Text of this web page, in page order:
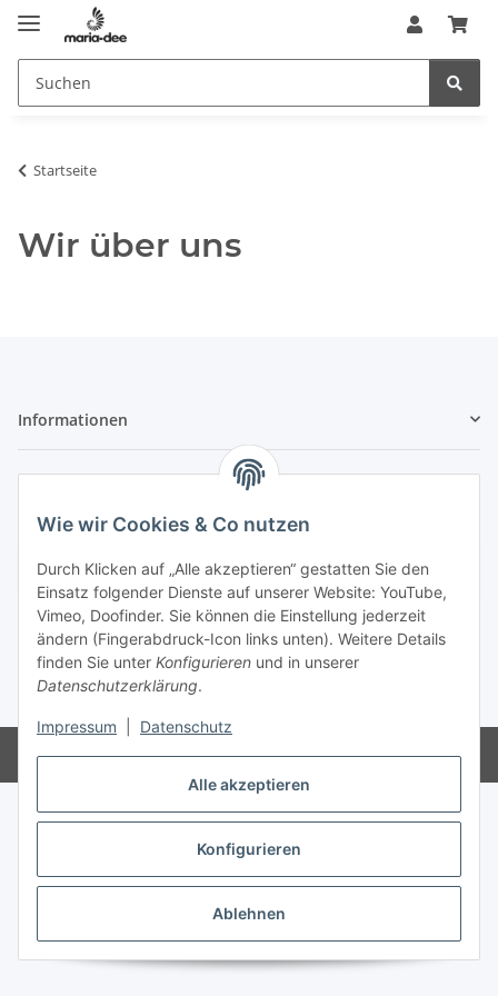
Alle akzeptieren
Konfigurieren
Ablehnen
Wie wir Cookies & Co nutzen
Durch Klicken auf „Alle akzeptieren“ gestatten Sie den
Einsatz folgender Dienste auf unserer Website: YouTube,
Vimeo, Doofinder. Sie können die Einstellung jederzeit
ändern (Fingerabdruck-Icon links unten). Weitere Details
finden Sie unter Konfigurieren und in unserer
Datenschutzerklärung.
Impressum Datenschutz
Startseite
Wir über uns
Informationen
Gesetzliche Informationen
Vertrag widerrufen
* Alle Preise inkl. gesetzlicher USt., zzgl.
Powered byJTL-Shop